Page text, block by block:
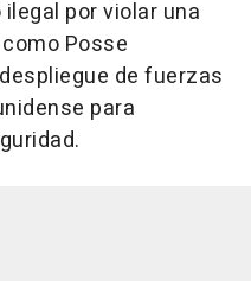
por violar una
Posse
de fuerzas
para